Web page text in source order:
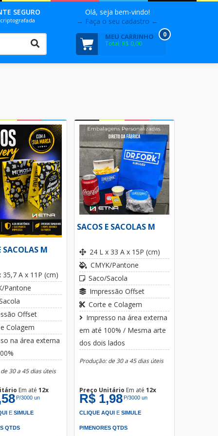
SEGURO
Olá, seja bem-vindo!
→ Faça o seu cadastro ←
MEU CARRINHO
Total: R$ 0,00
0
SACOLAS M
35,7 A x 11P (cm)
Pantone
Offset
Colagem
na área externa
30 a 45 dias úteis
Em até 12x
P/3000 un
E SIMULE
QTDS
SACOS E SACOLAS M
24 L x 33 A x 15P (cm)
CMYK/Pantone
Saco/Sacola
Impressão Offset
Corte e Colagem
Impresso na área externa
em até 100% / Mesma arte
dos dois lados
Produção: de 30 a 45 dias úteis
Preço Unitário Em até 12x
R$ 1,98P/3000 un
CLIQUE AQUIE SIMULE
P/MENORES QTDS